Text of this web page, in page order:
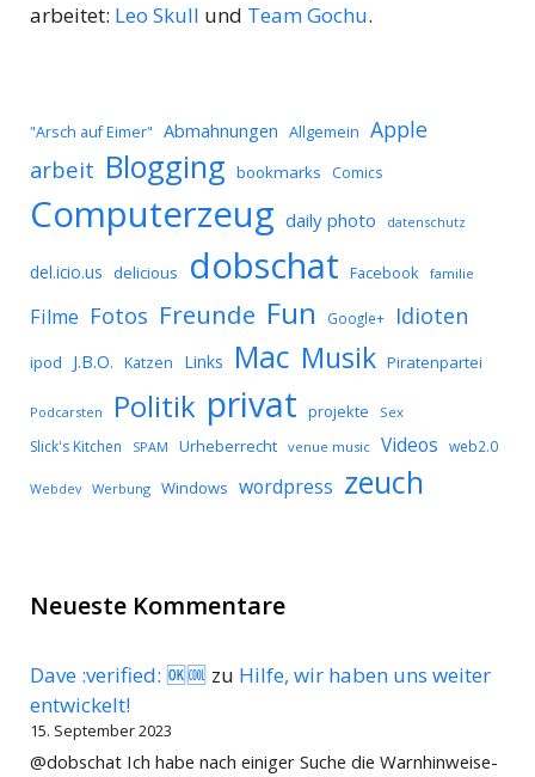
arbeitet: Leo Skull und Team Gochu.
"Arsch auf Eimer" Abmahnungen Allgemein Apple
arbeit Blogging bookmarks Comics
Computerzeug daily photo datenschutz
del.icio.us delicious dobschat Facebook familie
Filme Fotos Freunde Fun Google+ Idioten
ipod J.B.O. Katzen Links Mac Musik Piratenpartei
Podcarsten Politik privat projekte Sex
Slick's Kitchen SPAM Urheberrecht venue music Videos web2.0
Webdev Werbung Windows wordpress zeuch
Neueste Kommentare
Dave :verified: 🆗🆒 zu Hilfe, wir haben uns weiter
entwickelt!
15. September 2023
@dobschat Ich habe nach einiger Suche die Warnhinweise-